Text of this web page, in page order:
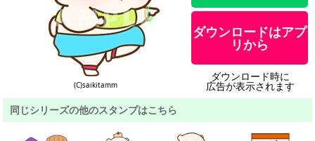
(C)saikitamm
ダウンロードはアプ
リから
ダウンロード時に
広告が表示されます
同じシリーズの他のスタンプはこちら